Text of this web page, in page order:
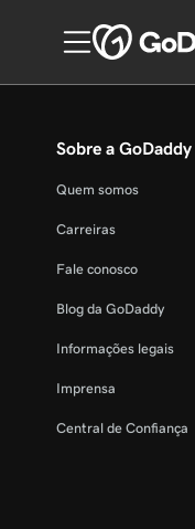
Sobre a GoDaddy
Quem somos
Carreiras
Fale conosco
Blog da GoDaddy
Informações legais
Imprensa
Central de Confiança